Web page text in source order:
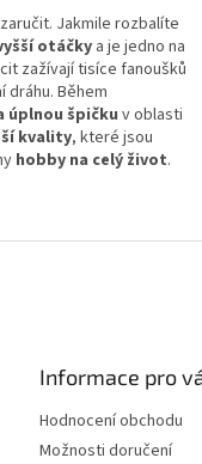
Jakmile rozbalíte
otáčky a je jedno na
zažívají tisíce fanoušků
dráhu. Během
úplnou špičku v oblasti
kvality, které jsou
hobby na celý život.
Informace pro
Hodnocení obchodu
Možnosti doručení